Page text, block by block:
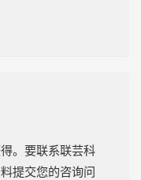
。要联系联芸科
提交您的咨询问